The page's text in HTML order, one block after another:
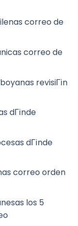
correo de
correo de
revisiГіn
dГіnde
dГіnde
correo orden
los 5